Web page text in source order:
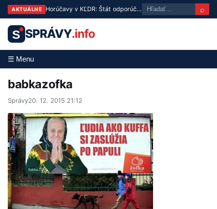
AKTUÁLNE Horúčavy v KĽDR: Štát odporúča psie polievky ako liek proti teplu ⌕
S SPRÁVY.info
☰ Menu
babkazofka
Správy20. 12. 2015 21:12